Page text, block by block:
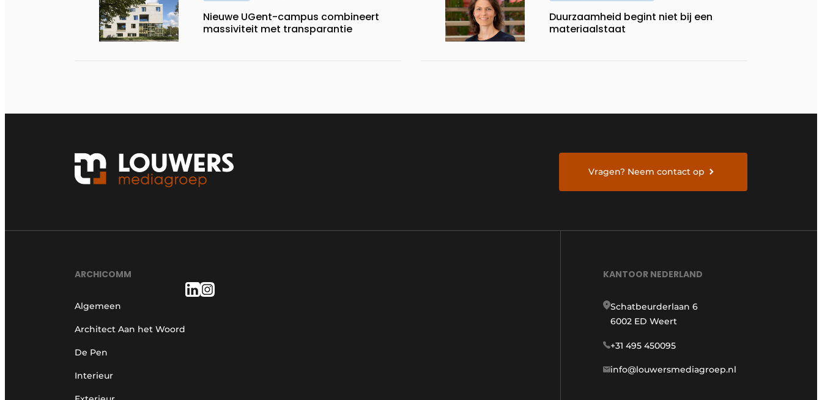
Nieuwe UGent-campus combineert
massiviteit met transparantie
Duurzaamheid begint niet bij een
materiaalstaat
Vragen? Neem contact op
ARCHICOMM
Algemeen
Architect Aan het Woord
De Pen
Interieur
KANTOOR NEDERLAND
Schatbeurderlaan 6
6002 ED Weert
+31 495 450095
info@louwersmediagroep.nl